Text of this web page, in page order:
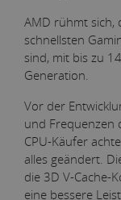
AMD rühmt sich,
schnellsten
sind, mit bis zu
Generation.
Vor der
und Frequenzen
CPU-Käufer
alles geändert.
die 3D V-Cache-
eine bessere